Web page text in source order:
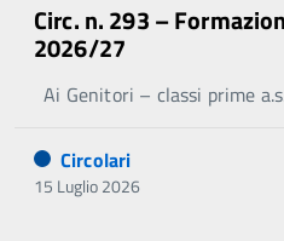
Circ. n. 293 –
2026/27
Ai Genitori – classi prime
Circolari
15 Luglio 2026